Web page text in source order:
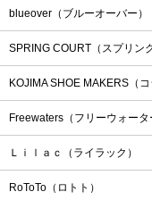
blueover（ブルーオーバー）
SPRING COURT（スプリン
KOJIMA SHOE MAKERS（
Freewaters（フリーウォータ
Ｌｉｌａｃ（ライラック）
RoToTo（ロトト）